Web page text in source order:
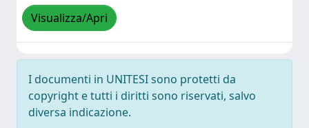
Visualizza/Apri
I documenti in UNITESI sono protetti da
copyright e tutti i diritti sono riservati, salvo
diversa indicazione.